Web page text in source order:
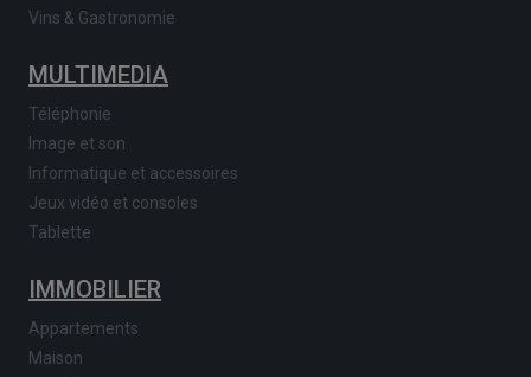
Vins & Gastronomie
MULTIMEDIA
Téléphonie
Image et son
Informatique et accessoires
Jeux vidéo et consoles
Tablette
IMMOBILIER
Appartements
Maison